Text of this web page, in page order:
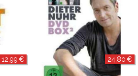
12,99 € 24,80 €